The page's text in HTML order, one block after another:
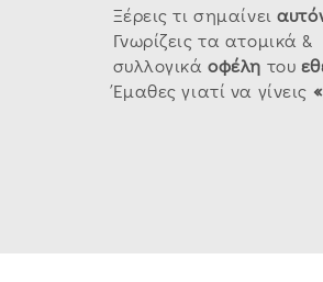
Ξέρεις τι σημαίνει
Γνωρίζεις τα ατομικά &
συλλογικάοφέλη του
Έμαθες γιατί να γίνεις